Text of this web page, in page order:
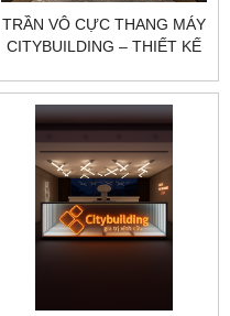
TRẦN VÔ CỰC THANG MÁY
CITYBUILDING – THIẾT KẾ